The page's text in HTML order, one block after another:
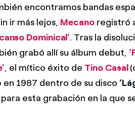
encontramos bandas
ir más lejos, Mecanoregistró
Dominical’. Tras la
grabó allí su álbum debut,
, el mítico éxito de Tino Casal
1987 dentro de su disco
esta grabación en la que